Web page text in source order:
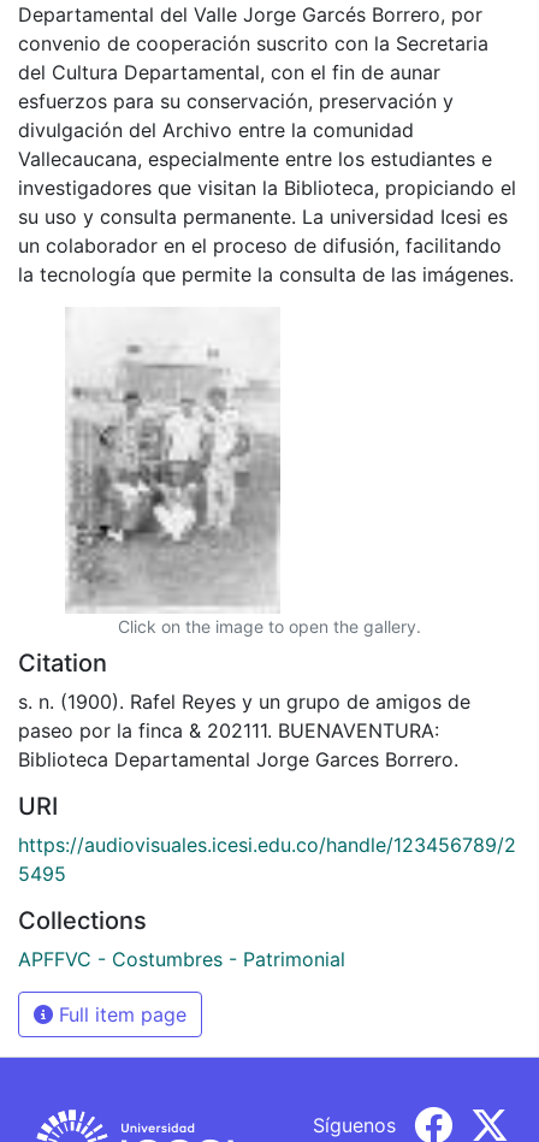
Departamental del Valle Jorge Garcés Borrero, por
convenio de cooperación suscrito con la Secretaria
del Cultura Departamental, con el fin de aunar
esfuerzos para su conservación, preservación y
divulgación del Archivo entre la comunidad
Vallecaucana, especialmente entre los estudiantes e
investigadores que visitan la Biblioteca, propiciando el
su uso y consulta permanente. La universidad Icesi es
un colaborador en el proceso de difusión, facilitando
la tecnología que permite la consulta de las imágenes.
Click on the image to open the gallery.
Citation
s. n. (1900). Rafel Reyes y un grupo de amigos de
paseo por la finca & 202111. BUENAVENTURA:
Biblioteca Departamental Jorge Garces Borrero.
URI
https://audiovisuales.icesi.edu.co/handle/123456789/2
5495
Collections
APFFVC - Costumbres - Patrimonial
Full item page
Síguenos